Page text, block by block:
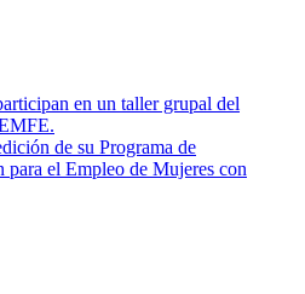
de su Programa de
el Empleo de Mujeres con